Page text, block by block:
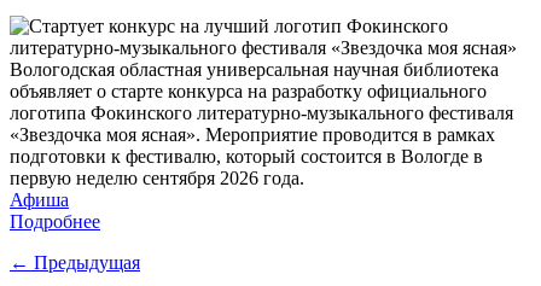
Вологодская областная универсальная научная библиотека
объявляет о старте конкурса на разработку официального
логотипа Фокинского литературно-музыкального фестиваля
«Звездочка моя ясная». Мероприятие проводится в рамках
подготовки к фестивалю, который состоится в Вологде в
первую неделю сентября 2026 года.
Афиша
Подробнее
← Предыдущая